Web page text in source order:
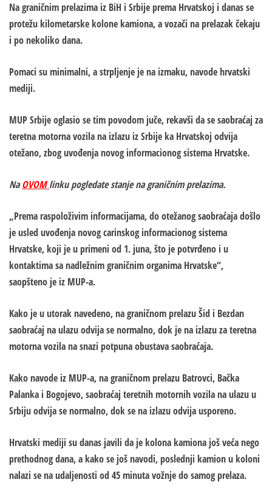
Na graničnim prelazima iz BiH i Srbije prema Hrvatskoj i danas se
protežu kilometarske kolone kamiona, a vozači na prelazak čekaju
i po nekoliko dana.
Pomaci su minimalni, a strpljenje je na izmaku, navode hrvatski
mediji.
MUP Srbije oglasio se tim povodom juče, rekavši da se saobraćaj za
teretna motorna vozila na izlazu iz Srbije ka Hrvatskoj odvija
otežano, zbog uvođenja novog informacionog sistema Hrvatske.
NaOVOMlinku pogledate stanje na graničnim prelazima.
„Prema raspoloživim informacijama, do otežanog saobraćaja došlo
je usled uvođenja novog carinskog informacionog sistema
Hrvatske, koji je u primeni od 1. juna, što je potvrđeno i u
kontaktima sa nadležnim graničnim organima Hrvatske“,
saopšteno je iz MUP-a.
Kako je u utorak navedeno, na graničnom prelazu Šid i Bezdan
saobraćaj na ulazu odvija se normalno, dok je na izlazu za teretna
motorna vozila na snazi potpuna obustava saobraćaja.
Kako navode iz MUP-a, na graničnom prelazu Batrovci, Bačka
Palanka i Bogojevo, saobraćaj teretnih motornih vozila na ulazu u
Srbiju odvija se normalno, dok se na izlazu odvija usporeno.
Hrvatski mediji su danas javili da je kolona kamiona još veća nego
prethodnog dana, a kako se još navodi, poslednji kamion u koloni
nalazi se na udaljenosti od 45 minuta vožnje do samog prelaza.